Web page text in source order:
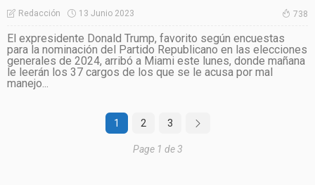
Redacción 13 Junio 2023 738
El expresidente Donald Trump, favorito según encuestas
para la nominación del Partido Republicano en las elecciones
generales de 2024, arribó a Miami este lunes, donde mañana
le leerán los 37 cargos de los que se le acusa por mal
manejo...
1 2 3
Page 1 de 3